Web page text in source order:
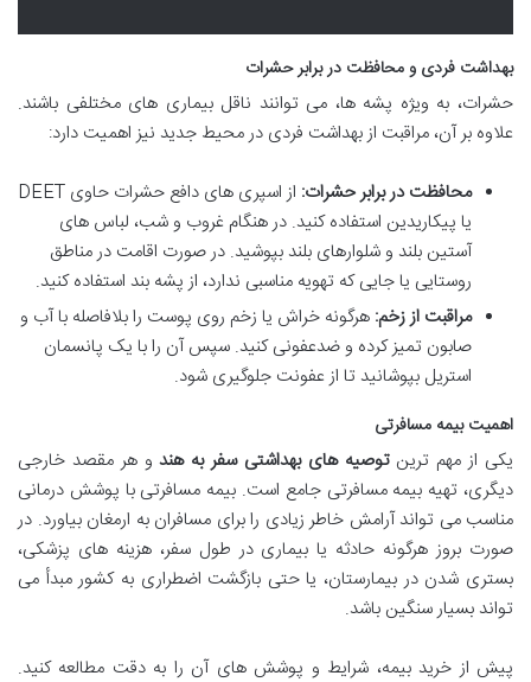
بهداشت فردی و محافظت در برابر حشرات
حشرات، به ویژه پشه ها، می توانند ناقل بیماری های مختلفی باشند.
علاوه بر آن، مراقبت از بهداشت فردی در محیط جدید نیز اهمیت دارد:
محافظت در برابر حشرات:
از اسپری های دافع حشرات حاوی DEET
یا پیکاریدین استفاده کنید. در هنگام غروب و شب، لباس های
آستین بلند و شلوارهای بلند بپوشید. در صورت اقامت در مناطق
روستایی یا جایی که تهویه مناسبی ندارد، از پشه بند استفاده کنید.
مراقبت از زخم: هرگونه خراش یا زخم روی پوست را بلافاصله با آب و
صابون تمیز کرده و ضدعفونی کنید. سپس آن را با یک پانسمان
استریل بپوشانید تا از عفونت جلوگیری شود.
اهمیت بیمه مسافرتی
یکی از مهم ترینتوصیه های بهداشتی سفر به هندو هر مقصد خارجی
دیگری، تهیه بیمه مسافرتی جامع است. بیمه مسافرتی با پوشش درمانی
مناسب می تواند آرامش خاطر زیادی را برای مسافران به ارمغان بیاورد. در
صورت بروز هرگونه حادثه یا بیماری در طول سفر، هزینه های پزشکی،
بستری شدن در بیمارستان، یا حتی بازگشت اضطراری به کشور مبدأ می
تواند بسیار سنگین باشد.
پیش از خرید بیمه، شرایط و پوشش های آن را به دقت مطالعه کنید.